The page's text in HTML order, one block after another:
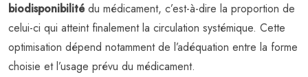
biodisponibilitédu médicament, c’est-à-dire la proportion de
celui-ci qui atteint finalement la circulation systémique. Cette
optimisation dépend notamment de l’adéquation entre la forme
choisie et l’usage prévu du médicament.